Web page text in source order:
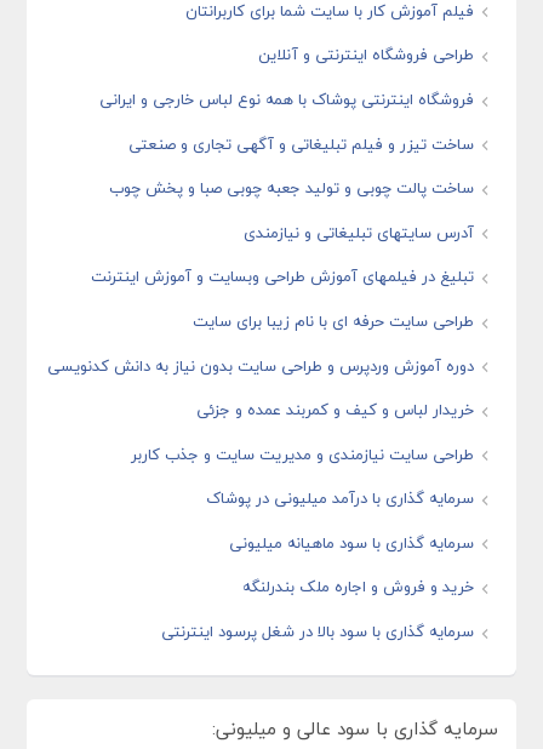
فیلم آموزش کار با سایت شما برای کاربرانتان
طراحی فروشگاه اینترنتی و آنلاین
فروشگاه اینترنتی پوشاک با همه نوع لباس خارجی و ایرانی
ساخت تیزر و فیلم تبلیغاتی و آگهی تجاری و صنعتی
ساخت پالت چوبی و تولید جعبه چوبی صبا و پخش چوب
آدرس سایتهای تبلیغاتی و نیازمندی
تبلیغ در فیلمهای آموزش طراحی وبسایت و آموزش اینترنت
طراحی سایت حرفه ای با نام زیبا برای سایت
دوره آموزش وردپرس و طراحی سایت بدون نیاز به دانش کدنویسی
خریدار لباس و کیف و کمربند عمده و جزئی
طراحی سایت نیازمندی و مدیریت سایت و جذب کاربر
سرمایه گذاری با درآمد میلیونی در پوشاک
سرمایه گذاری با سود ماهیانه میلیونی
خرید و فروش و اجاره ملک بندرلنگه
سرمایه گذاری با سود بالا در شغل پرسود اینترنتی
سرمایه گذاری با سود عالی و میلیونی: